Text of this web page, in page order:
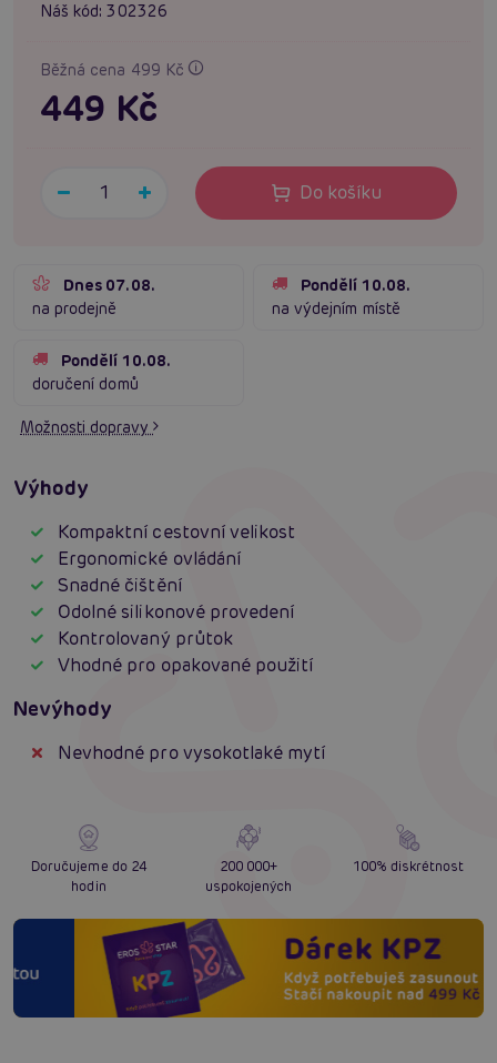
Náš kód: 302326
Běžná cena 499 Kč
449 Kč
Do košíku
Dnes 07.08.
na prodejně
Pondělí 10.08.
na výdejním místě
Pondělí 10.08.
doručení domů
Možnosti dopravy
Výhody
Kompaktní cestovní velikost
Ergonomické ovládání
Snadné čištění
Odolné silikonové provedení
Kontrolovaný průtok
Vhodné pro opakované použití
Nevýhody
Nevhodné pro vysokotlaké mytí
Doručujeme do 24
hodin
200 000+
uspokojených
100% diskrétnost